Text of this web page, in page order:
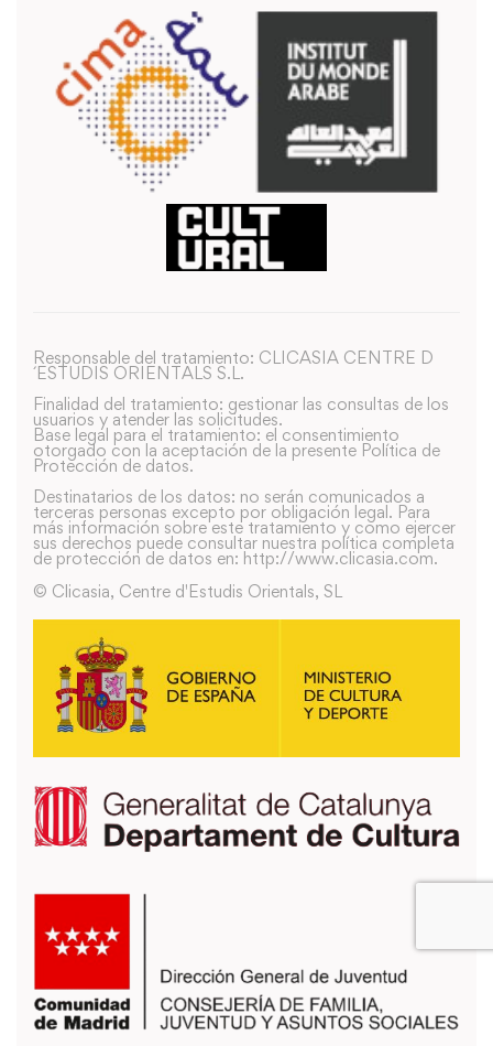
Responsable del tratamiento: CLICASIA CENTRE D
´ESTUDIS ORIENTALS S.L.
Finalidad del tratamiento: gestionar las consultas de los
usuarios y atender las solicitudes.
Base legal para el tratamiento: el consentimiento
otorgado con la aceptación de la presente Política de
Protección de datos.
Destinatarios de los datos: no serán comunicados a
terceras personas excepto por obligación legal. Para
más información sobre este tratamiento y como ejercer
sus derechos puede consultar nuestra política completa
de protección de datos en: http://www.clicasia.com.
© Clicasia, Centre d'Estudis Orientals, SL